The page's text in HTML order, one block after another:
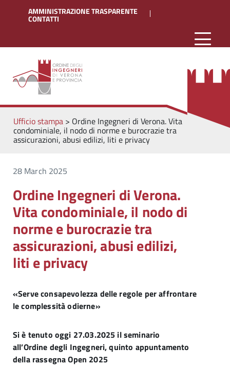
AMMINISTRAZIONE TRASPARENTE
CONTATTI
Ufficio stampa> Ordine Ingegneri di Verona. Vita
condominiale, il nodo di norme e burocrazie tra
assicurazioni, abusi edilizi, liti e privacy
28 March 2025
Ordine Ingegneri di Verona.
Vita condominiale, il nodo di
norme e burocrazie tra
assicurazioni, abusi edilizi,
liti e privacy
«Serve consapevolezza delle regole per affrontare
le complessità odierne»
Si è tenuto oggi 27.03.2025 il seminario
all’Ordine degli Ingegneri, quinto appuntamento
della rassegna Open 2025